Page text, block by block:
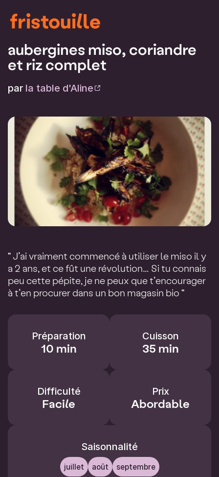
fristouille
aubergines miso, coriandre
et riz complet
par la table d'Aline
" J’ai vraiment commencé à utiliser le miso il y
a 2 ans, et ce fût une révolution… Si tu connais
peu cette pépite, je ne peux que t’encourager
à t’en procurer dans un bon magasin bio "
Préparation
10 min
Cuisson
35 min
Difficulté
Facile
Prix
Abordable
Saisonnalité
juillet août septembre